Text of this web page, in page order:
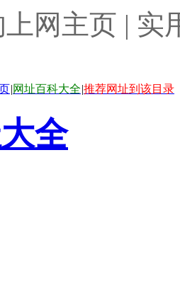
网主页 | 实
|网址百科大全|推荐网址到该目录
全